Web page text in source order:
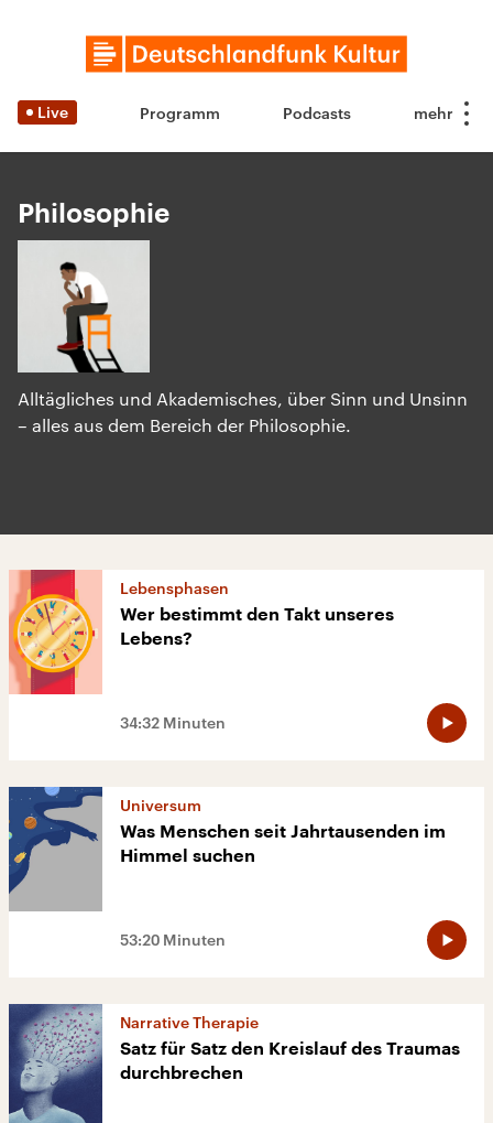
Live Programm Podcasts
Philosophie
Alltägliches und Akademisches, über Sinn und Unsinn
– alles aus dem Bereich der Philosophie.
Lebensphasen
Wer bestimmt den Takt unseres
Lebens?
34:32 Minuten
Universum
Was Menschen seit Jahrtausenden im
Himmel suchen
53:20 Minuten
Narrative Therapie
Satz für Satz den Kreislauf des Traumas
durchbrechen